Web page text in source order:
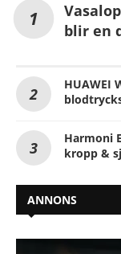
blir en
HUAWEI
Harmoni
kropp &
ANNONS